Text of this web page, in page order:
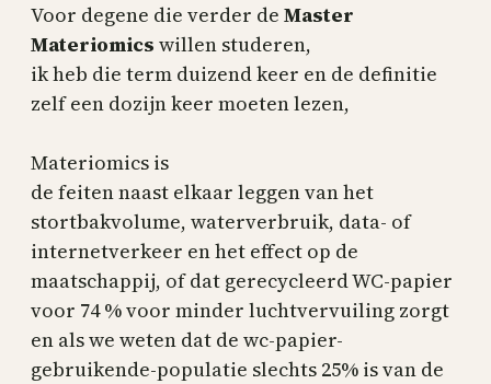
Voor degene die verder de Master
Materiomics willen studeren,
ik heb die term duizend keer en de definitie
zelf een dozijn keer moeten lezen,
Materiomics is
de feiten naast elkaar leggen van het
stortbakvolume, waterverbruik, data- of
internetverkeer en het effect op de
maatschappij, of dat gerecycleerd WC-papier
voor 74 % voor minder luchtvervuiling zorgt
en als we weten dat de wc-papier-
gebruikende-populatie slechts 25% is van de